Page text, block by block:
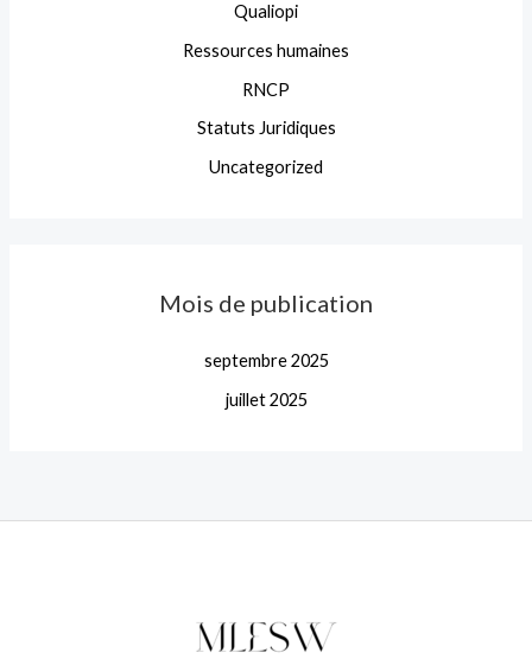
Qualiopi
Ressources humaines
RNCP
Statuts Juridiques
Uncategorized
Mois de publication
septembre 2025
juillet 2025